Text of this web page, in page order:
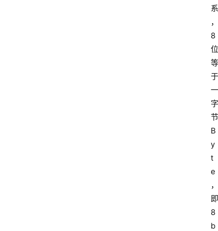
系
，
8
位
等
于
一
字
节
B
y
t
e
，
即
8
b